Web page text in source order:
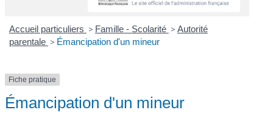
Accueil particuliers > Famille - Scolarité > Autorité
parentale > Émancipation d'un mineur
Fiche pratique
Émancipation d'un mineur